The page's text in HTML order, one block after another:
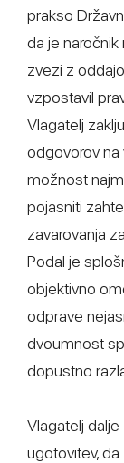
prakso
da je
zvezi z
vzpostavil
Vlagatelj
odgovorov na
možnost
pojasniti
zavarovanja
Podal je
objektivno
odprave
dvoumnost
dopustno
Vlagatelj dalje
ugotovitev,